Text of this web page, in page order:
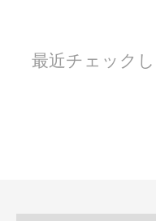
最近チェック